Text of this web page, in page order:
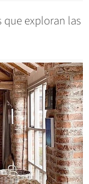
exploran las